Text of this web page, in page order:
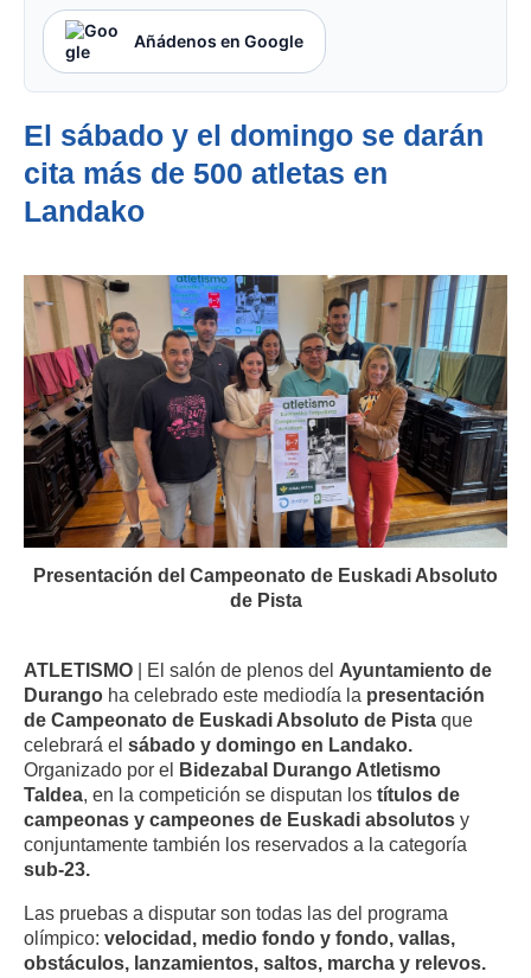
Añádenos en Google
El sábado y el domingo se darán
cita más de 500 atletas en
Landako
Presentación del Campeonato de Euskadi Absoluto
de Pista
ATLETISMO | El salón de plenos del Ayuntamiento de
Durango ha celebrado este mediodía la presentación
de Campeonato de Euskadi Absoluto de Pista que
celebrará el sábado y domingo en Landako.
Organizado por el Bidezabal Durango Atletismo
Taldea, en la competición se disputan los títulos de
campeonas y campeones de Euskadi absolutos y
conjuntamente también los reservados a la categoría
sub-23.
Las pruebas a disputar son todas las del programa
olímpico: velocidad, medio fondo y fondo, vallas,
obstáculos, lanzamientos, saltos, marcha y relevos.